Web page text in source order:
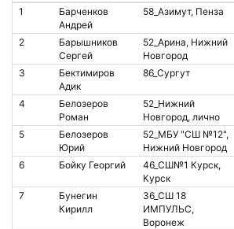
1
Барченков
Андрей
58_Азимут, Пенза
2
Барышников
Сергей
52_Арина, Нижний
Новгород
3
Бектимиров
Адик
86_Сургут
4
Белозеров
Роман
52_Нижний
Новгород, лично
5
Белозеров
Юрий
52_МБУ "СШ №12",
Нижний Новгород
6 Бойку Георгий
46_СШ№1 Курск,
Курск
7
Бунегин
Кирилл
36_СШ 18
ИМПУЛЬС,
Воронеж